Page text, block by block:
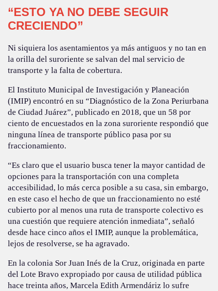
“ESTO YA NO DEBE SEGUIR
CRECIENDO”
Ni siquiera los asentamientos ya más antiguos y no tan en
la orilla del suroriente se salvan del mal servicio de
transporte y la falta de cobertura.
El Instituto Municipal de Investigación y Planeación
(IMIP) encontró en su “Diagnóstico de la Zona Periurbana
de Ciudad Juárez”, publicado en 2018, que un 58 por
ciento de encuestados en la zona suroriente respondió que
ninguna línea de transporte público pasa por su
fraccionamiento.
“Es claro que el usuario busca tener la mayor cantidad de
opciones para la transportación con una completa
accesibilidad, lo más cerca posible a su casa, sin embargo,
en este caso el hecho de que un fraccionamiento no esté
cubierto por al menos una ruta de transporte colectivo es
una cuestión que requiere atención inmediata”, señaló
desde hace cinco años el IMIP, aunque la problemática,
lejos de resolverse, se ha agravado.
En la colonia Sor Juan Inés de la Cruz, originada en parte
del Lote Bravo expropiado por causa de utilidad pública
hace treinta años, Marcela Edith Armendáriz lo sufre